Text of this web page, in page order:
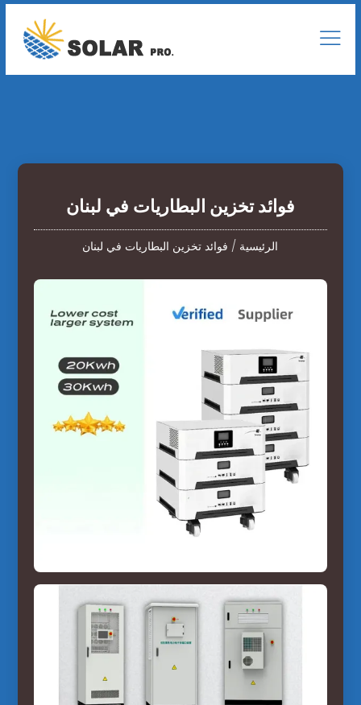
فوائد تخزين البطاريات في لبنان
الرئيسية / فوائد تخزين البطاريات في لبنان